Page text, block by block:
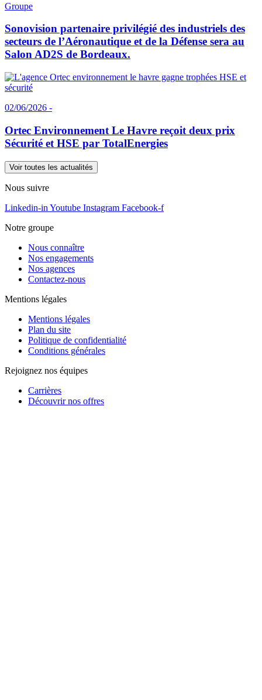
Groupe
Sonovision partenaire privilégié des industriels des
secteurs de l’Aéronautique et de la Défense sera au
Salon AD2S de Bordeaux.
02/06/2026 -
Ortec Environnement Le Havre reçoit deux prix
Sécurité et HSE par TotalEnergies
Voir toutes les actualités
Nous suivre
Linkedin-in Youtube Instagram Facebook-f
Notre groupe
Nous connaître
Nos engagements
Nos agences
Contactez-nous
Mentions légales
Mentions légales
Plan du site
Politique de confidentialité
Conditions générales
Rejoignez nos équipes
Carrières
Découvrir nos offres